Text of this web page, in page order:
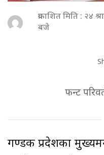
प्रकाशित मिति : २४
बजे
फन्ट
गण्डकी प्रदेशका